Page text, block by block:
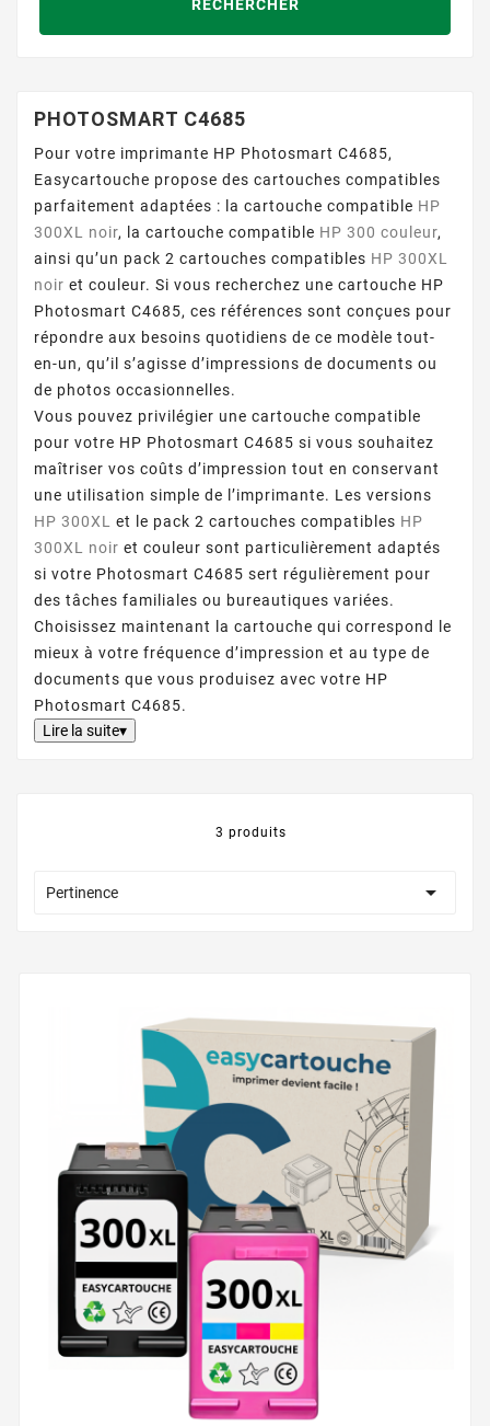
RECHERCHER
PHOTOSMART C4685
Pour votre imprimante HP Photosmart C4685,
Easycartouche propose des cartouches compatibles
parfaitement adaptées : la cartouche compatible HP
300XL noir, la cartouche compatible HP 300 couleur,
ainsi qu’un pack 2 cartouches compatibles HP 300XL
noir et couleur. Si vous recherchez une cartouche HP
Photosmart C4685, ces références sont conçues pour
répondre aux besoins quotidiens de ce modèle tout-
en-un, qu’il s’agisse d’impressions de documents ou
de photos occasionnelles.
Vous pouvez privilégier une cartouche compatible
pour votre HP Photosmart C4685 si vous souhaitez
maîtriser vos coûts d’impression tout en conservant
une utilisation simple de l’imprimante. Les versions
HP 300XL
et le pack 2 cartouches compatibles HP
300XL noir et couleur sont particulièrement adaptés
si votre Photosmart C4685 sert régulièrement pour
des tâches familiales ou bureautiques variées.
Choisissez maintenant la cartouche qui correspond le
mieux à votre fréquence d’impression et au type de
documents que vous produisez avec votre HP
Photosmart C4685.
Lire la suite▾
3 produits
Pertinence 